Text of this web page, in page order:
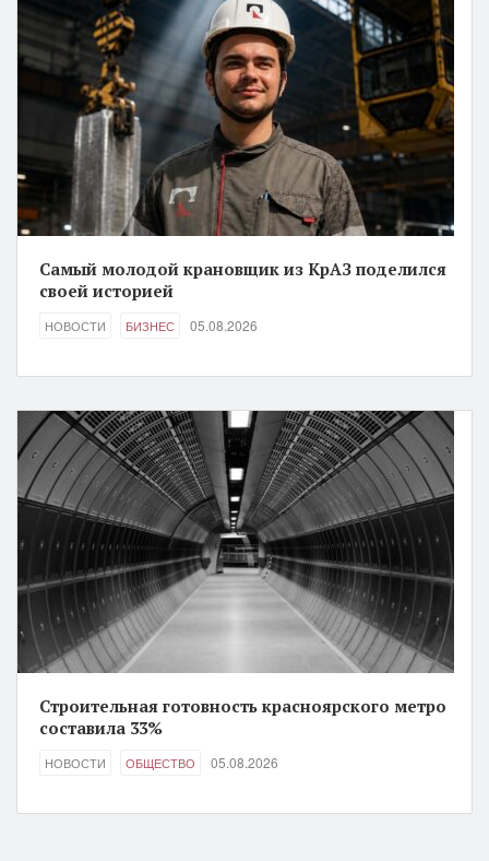
Самый молодой крановщик из КрАЗ поделился
своей историей
НОВОСТИ БИЗНЕС 05.08.2026
Строительная готовность красноярского метро
составила 33%
НОВОСТИ ОБЩЕСТВО 05.08.2026